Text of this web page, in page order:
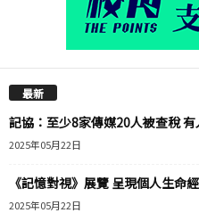
最新
記協：至少8家傳媒20人被查稅
2025年05月22日
《記憶對視》展覽 呈現個人生命
2025年05月22日